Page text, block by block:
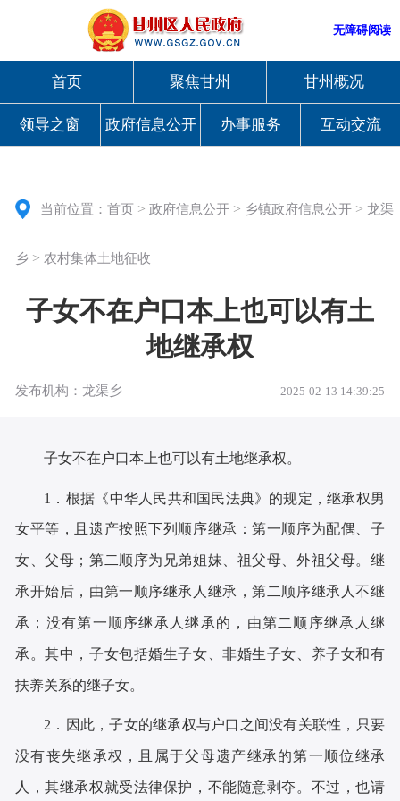
无障碍阅读
首页 聚焦甘州 甘州概况
领导之窗 政府信息公开 办事服务 互动交流
当前位置：首页 >政府信息公开 > 乡镇政府信息公开 >龙渠
乡 >农村集体土地征收
子女不在户口本上也可以有土
地继承权
发布机构：龙渠乡 2025-02-13 14:39:25
子女不在户口本上也可以有土地继承权。‌
1． 根据‌《中华人民共和国民法典》的规定，继承权男
女平等，且遗产按照下列顺序继承：第一顺序为配偶、子
女、父母；第二顺序为兄弟姐妹、祖父母、外祖父母。继
承开始后，由第一顺序继承人继承，第二顺序继承人不继
承；没有第一顺序继承人继承的，由第二顺序继承人继
承。其中，子女包括婚生子女、非婚生子女、养子女和有
扶养关系的继子女。‌
2． 因此，子女的继承权与户口之间没有关联性，只要
没有丧失继承权，且属于父母遗产继承的第一顺位继承
人，其继承权就受法律保护，不能随意剥夺。 不过，也请